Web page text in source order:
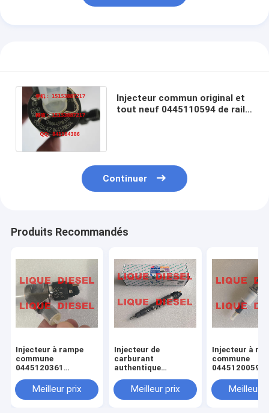
Injecteur commun original et
tout neuf 0445110594 de rail
Continuer
Produits Recommandés
Injecteur à rampe
commune
0445120361
120 361 5801479314
Meilleur prix
Injecteur de
carburant
authentique
0445120290 0 445
120 290 L4700-
Meilleur prix
Injecteur à
commune
0445120059
120 059 0 445
231 pour
Meilleur